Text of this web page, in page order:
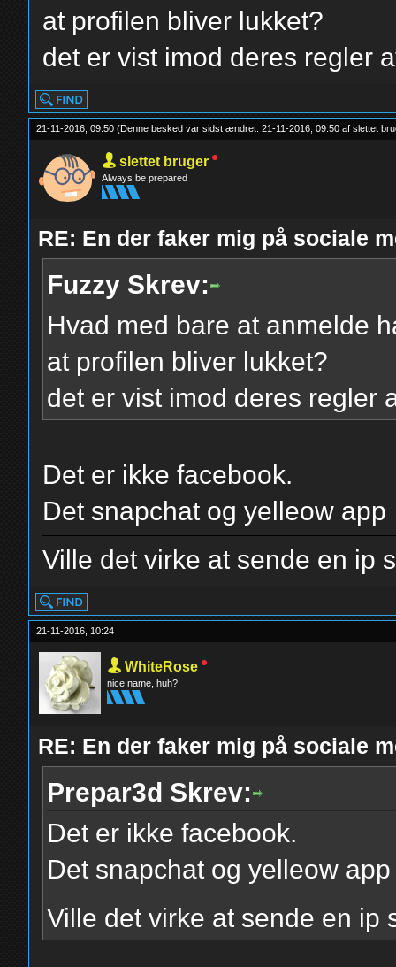
at profilen bliver lukket?
det er vist imod deres regler
21-11-2016, 09:50(Denne besked var sidst ændret: 21-11-2016, 09:50 afslettet
slettet bruger
Always be prepared
RE: En der faker mig på sociale
Fuzzy Skrev:
Hvad med bare at anmelde
at profilen bliver lukket?
det er vist imod deres regler
Det er ikke facebook.
Det snapchat og yelleow app
Ville det virke at sende en ip
21-11-2016, 10:24
WhiteRose
nice name, huh?
RE: En der faker mig på sociale
Prepar3d Skrev:
Det er ikke facebook.
Det snapchat og yelleow app
Ville det virke at sende en ip